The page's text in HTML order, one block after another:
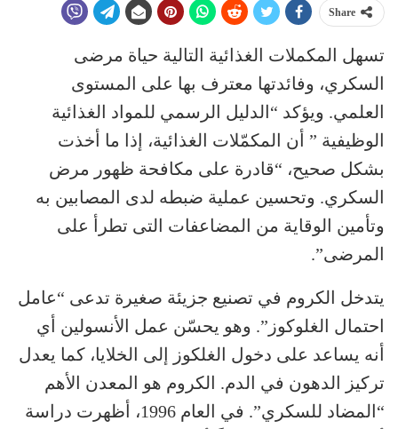
Share
تسهل المكملات الغذائية التالية حياة مرضى
السكري، وفائدتها معترف بها على المستوى
العلمي. ويؤكد “الدليل الرسمي للمواد الغذائية
الوظيفية ” أن المكمّلات الغذائية، إذا ما أخذت
بشكل صحيح، “قادرة على مكافحة ظهور مرض
السكري. وتحسين عملية ضبطه لدى المصابين به
وتأمين الوقاية من المضاعفات التى تطرأ على
المرضى”.
يتدخل الكروم في تصنيع جزيئة صغيرة تدعى “عامل
احتمال الغلوكوز”. وهو يحسّن عمل الأنسولين أي
أنه يساعد على دخول الغلكوز إلى الخلايا، كما يعدل
تركيز الدهون في الدم. الكروم هو المعدن الأهم
“المضاد للسكري”. في العام 1996، أظهرت دراسة